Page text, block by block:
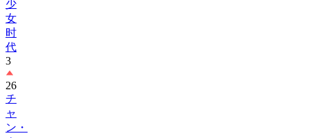
时
代
3
26
チ
ャ
ン・
ウ
ォ